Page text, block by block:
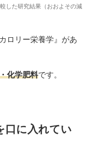
した研究結果（おおよその減
ロリー栄養学』があ
化学肥料です。
口に入れてい